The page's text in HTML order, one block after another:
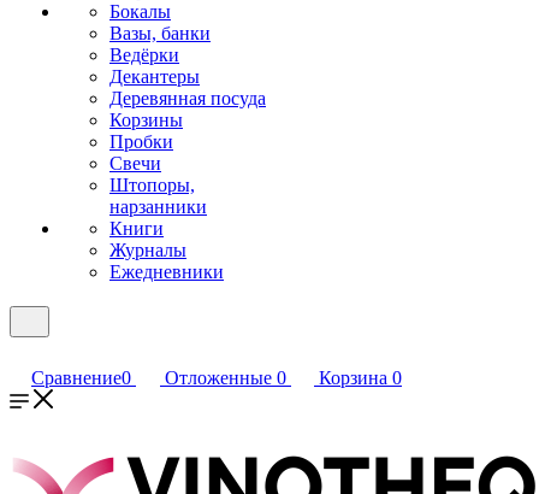
Бокалы
Вазы, банки
Ведёрки
Декантеры
Деревянная посуда
Корзины
Пробки
Свечи
Штопоры,
нарзанники
Книги
Журналы
Ежедневники
Сравнение0 Отложенные 0 Корзина 0